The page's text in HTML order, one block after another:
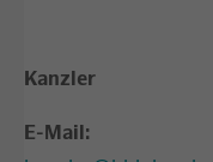
Kanzler
E-Mail: